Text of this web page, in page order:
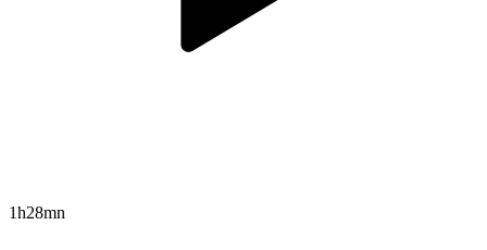
1h28mn